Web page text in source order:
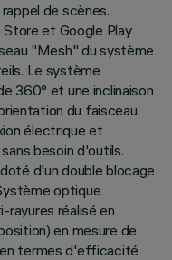
de scènes.
et Google Play
"Mesh" du système
Le système
360° et une inclinaison
du faisceau
électrique et
besoin d'outils.
d'un double blocage
optique
réalisé en
en mesure de
termes d'efficacité